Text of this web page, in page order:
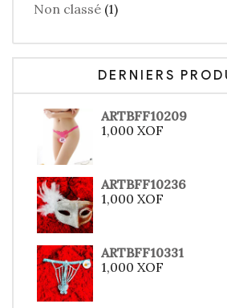
Non classé (1)
DERNIERS
ARTBFF10209
1,000 XOF
ARTBFF10236
1,000 XOF
ARTBFF10331
1,000 XOF